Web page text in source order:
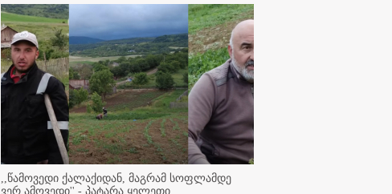
,,წამოვედი ქალაქიდან, მაგრამ სოფლამდე
ვერ ამოვედი'' - პატარა ყელეთი